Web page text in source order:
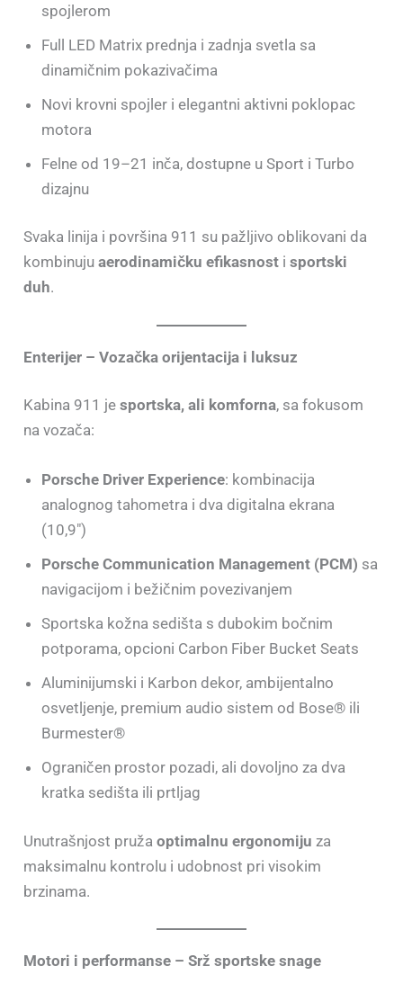
spojlerom
Full LED Matrix prednja i zadnja svetla sa
dinamičnim pokazivačima
Novi krovni spojler i elegantni aktivni poklopac
motora
Felne od 19–21 inča, dostupne u Sport i Turbo
dizajnu
Svaka linija i površina 911 su pažljivo oblikovani da
kombinujuaerodinamičku efikasnost isportski
duh.
Enterijer – Vozačka orijentacija i luksuz
Kabina 911 jesportska, ali komforna, sa fokusom
na vozača:
Porsche Driver Experience: kombinacija
analognog tahometra i dva digitalna ekrana
(10,9″)
Porsche Communication Management (PCM) sa
navigacijom i bežičnim povezivanjem
Sportska kožna sedišta s dubokim bočnim
potporama, opcioni Carbon Fiber Bucket Seats
Aluminijumski i Karbon dekor, ambijentalno
osvetljenje, premium audio sistem od Bose® ili
Burmester®
Ograničen prostor pozadi, ali dovoljno za dva
kratka sedišta ili prtljag
Unutrašnjost pružaoptimalnu ergonomiju za
maksimalnu kontrolu i udobnost pri visokim
brzinama.
Motori i performanse – Srž sportske snage